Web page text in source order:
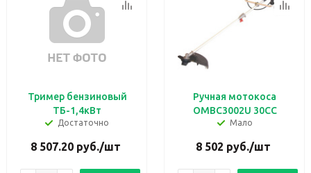
Тример бензиновый
ТБ-1,4кВт
Достаточно
8 507.20 руб./шт
Ручная мотокоса
ОМBC3002U 30CC
Мало
8 502 руб./шт